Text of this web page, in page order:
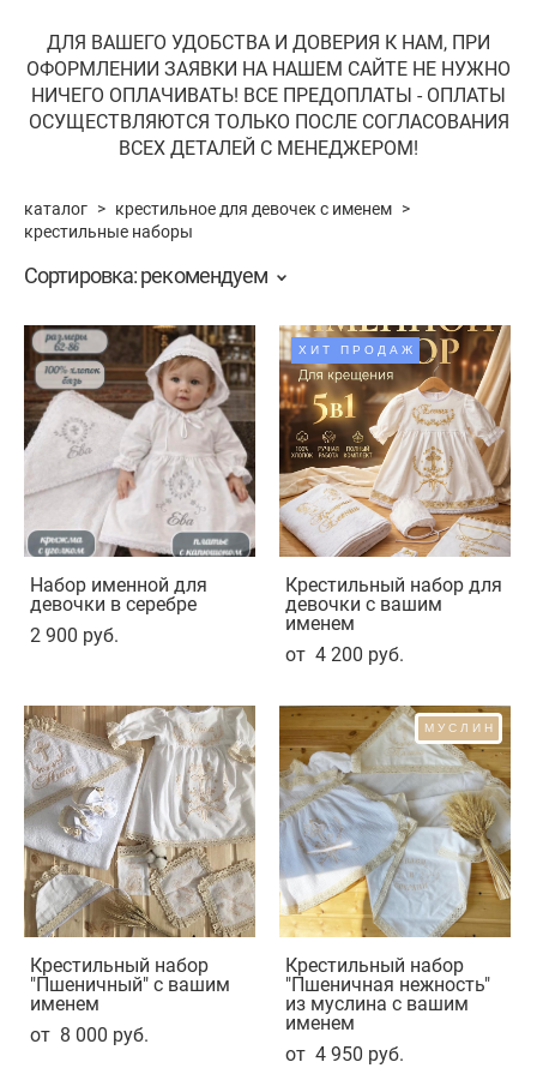
ДЛЯ ВАШЕГО УДОБСТВА И ДОВЕРИЯ К НАМ, ПРИ
ОФОРМЛЕНИИ ЗАЯВКИ НА НАШЕМ САЙТЕ НЕ НУЖНО
НИЧЕГО ОПЛАЧИВАТЬ! ВСЕ ПРЕДОПЛАТЫ - ОПЛАТЫ
ОСУЩЕСТВЛЯЮТСЯ ТОЛЬКО ПОСЛЕ СОГЛАСОВАНИЯ
ВСЕХ ДЕТАЛЕЙ С МЕНЕДЖЕРОМ!
каталог > крестильное для девочек с именем >
крестильные наборы
Сортировка:рекомендуем
Набор именной для
девочки в серебре
2 900 pуб.
ХИТ ПРОДАЖ
Крестильный набор для
девочки с вашим
именем
от 4 200 pуб.
Крестильный набор
"Пшеничный" с вашим
именем
от 8 000 pуб.
МУСЛИН
Крестильный набор
"Пшеничная нежность"
из муслина с вашим
именем
от 4 950 pуб.